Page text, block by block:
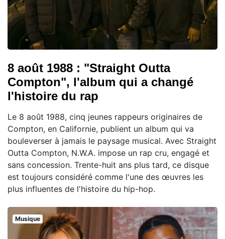
8 août 1988 : "Straight Outta
Compton", l'album qui a changé
l'histoire du rap
Le 8 août 1988, cinq jeunes rappeurs originaires de
Compton, en Californie, publient un album qui va
bouleverser à jamais le paysage musical. Avec Straight
Outta Compton, N.W.A. impose un rap cru, engagé et
sans concession. Trente-huit ans plus tard, ce disque
est toujours considéré comme l'une des œuvres les
plus influentes de l'histoire du hip-hop.
Musique